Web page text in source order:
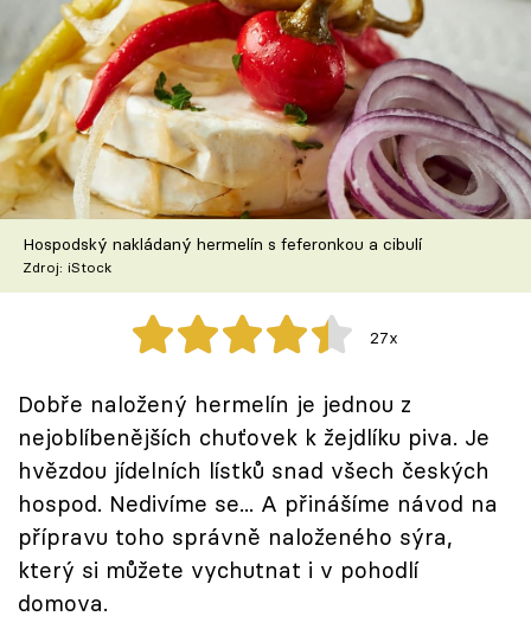
Články
TV Program
Škola vaření
Recepty z TV
Speciál: Cuketa
Těhotnej kuchař
Přihlášení
Sledujte nás
Hospodský nakládaný hermelín s feferonkou a cibulí
Zdroj: iStock
27x
Dobře naložený hermelín je jednou z
nejoblíbenějších chuťovek k žejdlíku piva. Je
hvězdou jídelních lístků snad všech českých
hospod. Nedivíme se... A přinášíme návod na
přípravu toho správně naloženého sýra,
který si můžete vychutnat i v pohodlí
domova.